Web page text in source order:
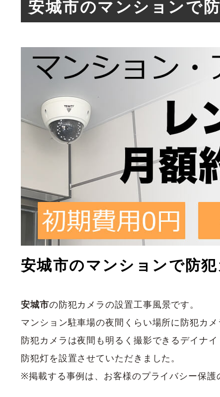
安城市のマンションで
安城市のマンションで防
安城市の防犯カメラの設置工事風景です。
マンション駐車場の夜間くらい場所に防犯カメ
防犯カメラは夜間も明るく撮影できるデイナ
防犯灯を設置させていただきました。
※掲載する事例は、お客様のプライバシー保